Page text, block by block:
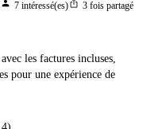
person 7 intéressé(es)ios_share 3 fois partagé
les factures incluses,
pour une expérience de